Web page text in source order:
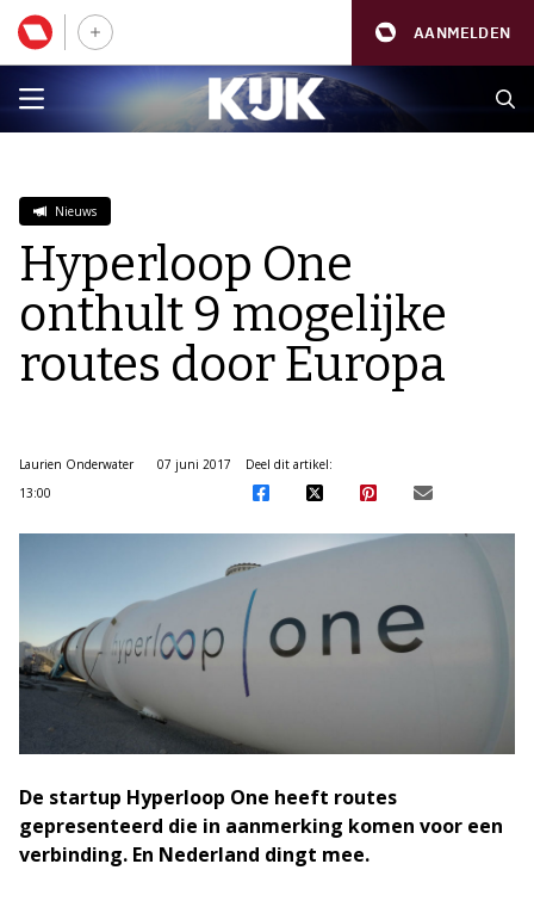
AANMELDEN
Nieuws
Hyperloop One
onthult 9 mogelijke
routes door Europa
Laurien Onderwater
07 juni 2017
13:00
Deel dit artikel:
De startup Hyperloop One heeft routes
gepresenteerd die in aanmerking komen voor een
verbinding. En Nederland dingt mee.